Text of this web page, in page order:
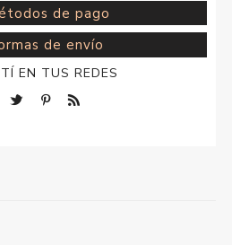
de pago
de envío
EN TUS REDES